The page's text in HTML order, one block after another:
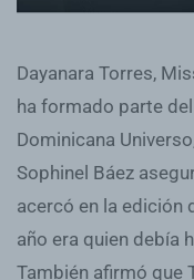
Dayanara Torres,
ha formado parte
Dominicana
Sophinel Báez
acercó en la edición
año era quien debía
También afirmó que